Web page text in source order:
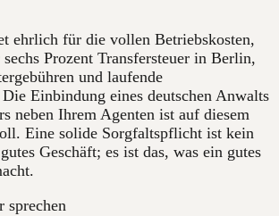
ehrlich für die vollen Betriebskosten,
Prozent Transfersteuer in Berlin,
und laufende
Einbindung eines deutschen Anwalts
neben Ihrem Agenten ist auf diesem
Eine solide Sorgfaltspflicht ist kein
Geschäft; es ist das, was ein gutes
sprechen